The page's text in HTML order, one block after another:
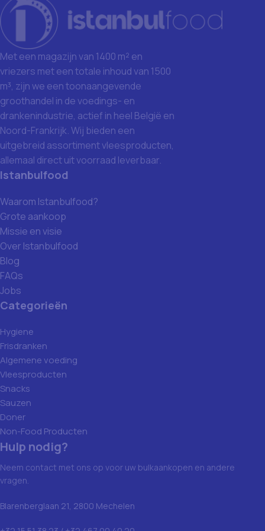
Met een magazijn van 1400 m² en
vriezers met een totale inhoud van 1500
m³, zijn we een toonaangevende
groothandel in de voedings- en
drankenindustrie, actief in heel België en
Noord-Frankrijk. Wij bieden een
uitgebreid assortiment vleesproducten,
allemaal direct uit voorraad leverbaar.
Istanbulfood
Waarom Istanbulfood?
Grote aankoop
Missie en visie
Over Istanbulfood
Blog
FAQs
Jobs
Categorieën
Hygiene
Frisdranken
Algemene voeding
Vleesproducten
Snacks
Sauzen
Doner
Non-Food Producten
Hulp nodig?
Neem contact met ons op voor uw bulkaankopen en andere
vragen.
Blarenberglaan 21, 2800 Mechelen